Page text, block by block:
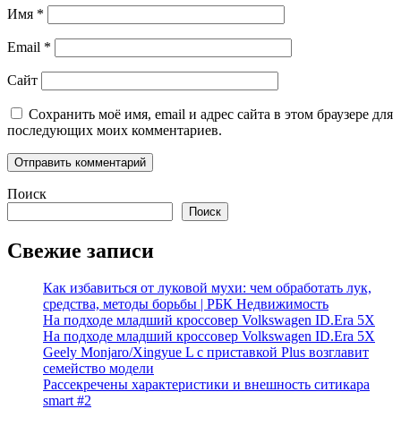
Имя *
Email *
Сайт
Сохранить моё имя, email и адрес сайта в этом браузере для
последующих моих комментариев.
Поиск
Поиск
Свежие записи
Как избавиться от луковой мухи: чем обработать лук,
средства, методы борьбы | РБК Недвижимость
На подходе младший кроссовер Volkswagen ID.Era 5X
На подходе младший кроссовер Volkswagen ID.Era 5X
Geely Monjaro/Xingyue L с приставкой Plus возглавит
семейство модели
Рассекречены характеристики и внешность ситикара
smart #2